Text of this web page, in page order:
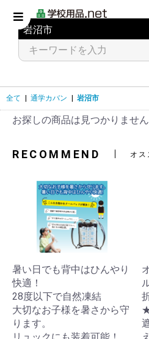
全て 通学カバン 岩沼市
お探しの商品は見つかりませ
RECOMMEND オス
暑い日でも背中はひんやり
快適！
28度以下で自然凍結
大切なお子様を暑さから守
ります。
リュックにも装着可能！